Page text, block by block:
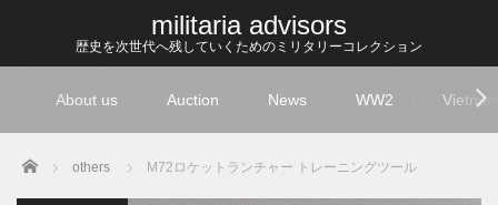
militaria advisors
歴史を次世代へ残していくためのミリタリーコレクション
About us Auction News WW2
Home others M72ロケットランチャー トレーニングツール